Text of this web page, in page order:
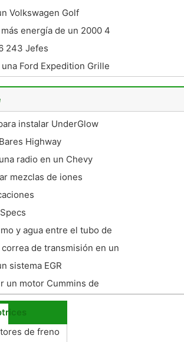
Volkswagen Golf
energía de un 2000 4
243 Jefes
Ford Expedition Grille
instalar UnderGlow
Highway
radio en un Chevy
mezclas de iones
un ensayo a la llama Virtual
y agua entre el tubo de
de transmisión en un
sistema EGR
un motor Cummins de
de freno